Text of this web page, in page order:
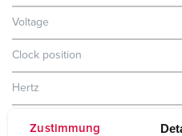
Zustimmung
Voltage
Clock position
Hertz